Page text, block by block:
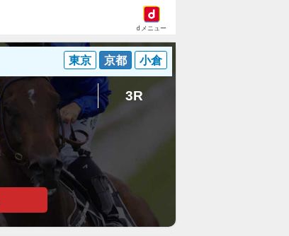
dメニュー
東京 京都 小倉
3R